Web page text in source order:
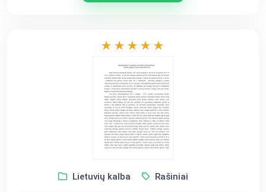
Lietuvių kalba Rašiniai